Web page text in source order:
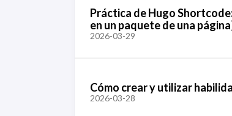
Práctica de Hugo
en un paquete de una
2026-03-29
Cómo crear y utilizar
2026-03-28